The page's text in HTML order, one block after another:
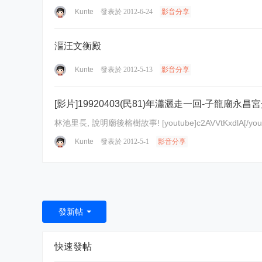
Kunte 發表於 2012-6-24 影音分享
漚汪文衡殿
Kunte 發表於 2012-5-13 影音分享
[影片]19920403(民81)年瀟灑走一回-子龍廟永昌
林池里長, 說明廟後榕樹故事!
Kunte 發表於 2012-5-1 影音分享
發新帖
快速發帖